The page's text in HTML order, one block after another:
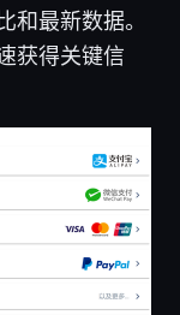
和最新数据。
获得关键信